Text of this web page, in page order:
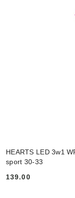
HEARTS LED 3w1
sport 30-33
Cena:
139.00